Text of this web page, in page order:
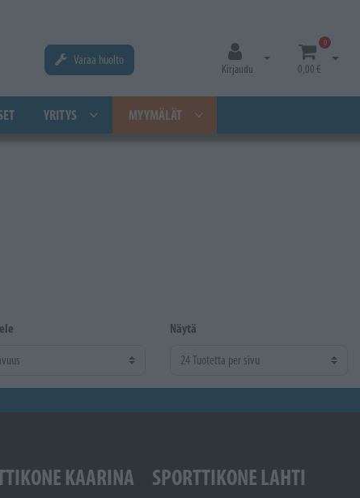
Varaa huolto
Kirjaudu
Avaa kirjautuminen
0
0,00 €
Avaa
YRITYS MYYMÄLÄT
Näytä
KAARINA SPORTTIKONE LAHTI